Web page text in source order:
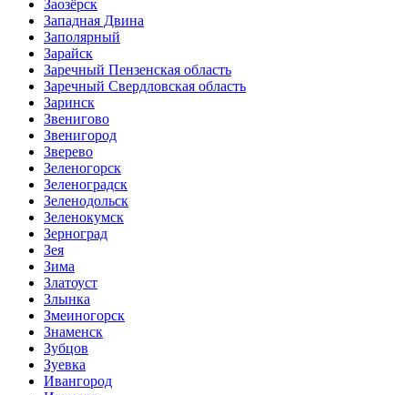
Заозёрск
Западная Двина
Заполярный
Зарайск
Заречный Пензенская область
Заречный Свердловская область
Заринск
Звенигово
Звенигород
Зверево
Зеленогорск
Зеленоградск
Зеленодольск
Зеленокумск
Зерноград
Зея
Зима
Златоуст
Злынка
Змеиногорск
Знаменск
Зубцов
Зуевка
Ивангород